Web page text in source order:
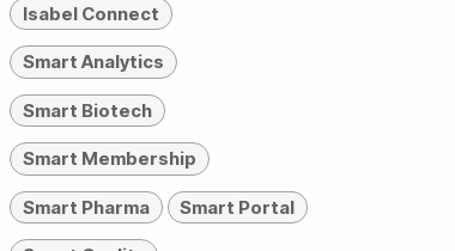
Isabel Connect
Smart Analytics
Smart Biotech
Smart Membership
Smart Pharma Smart Portal